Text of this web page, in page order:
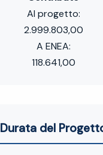
Al progetto:
2.999.803,00
A ENEA:
118.641,00
Durata del